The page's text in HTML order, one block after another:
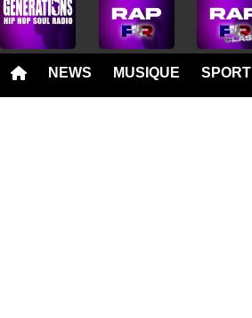
NEWS MUSIQUE SPORT